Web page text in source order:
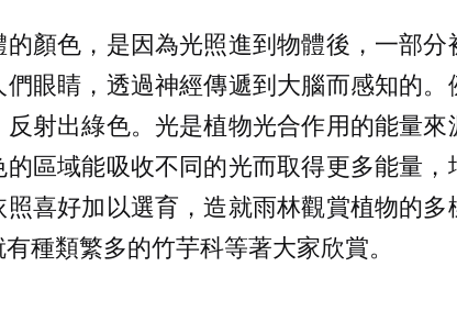
的顏色，是因為光照進到物體後，一部
們眼睛，透過神經傳遞到大腦而感知的
射出綠色。光是植物光合作用的能量
區域能吸收不同的光而取得更多能量
喜好加以選育，造就雨林觀賞植物的
種類繁多的竹芋科等著大家欣賞。